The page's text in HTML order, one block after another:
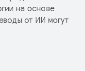
на основе
от ИИ могут